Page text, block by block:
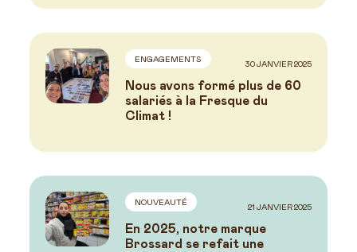
ENGAGEMENTS
30 JANVIER 2025
Nous avons formé plus de 60
salariés à la Fresque du
Climat !
NOUVEAUTÉ
21 JANVIER 2025
En 2025, notre marque
Brossard se refait une